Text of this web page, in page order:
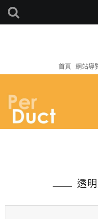
首頁 網站導
透